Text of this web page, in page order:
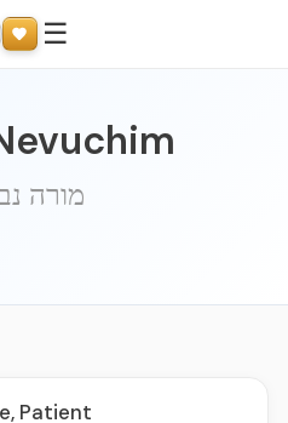
☰
מורה
Patient